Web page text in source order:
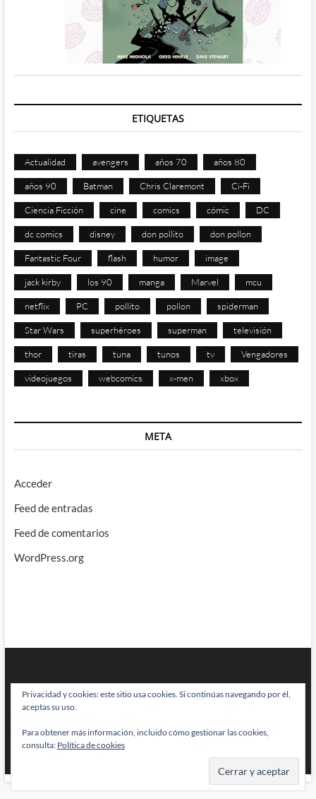
ETIQUETAS
Actualidad avengers años 70 años 80
años 90 Batman Chris Claremont Ci-Fi
Ciencia Ficción cine comics cómic DC
dc comics disney don pollito don pollon
Fantastic Four flash humor image
jack kirby los 90 manga Marvel mcu
netflix PC pollito pollon spiderman
Star Wars superhéroes superman televisión
thor tiras tuna tunos tv Vengadores
videojuegos webcomics x-men xbox
META
Acceder
Feed de entradas
Feed de comentarios
WordPress.org
BRAINSTOMPING| Diseñado por:Theme Freesia|WordPress| © Todos
los derechos reservados
Privacidad y cookies: este sitio usa cookies. Si continúas navegando por él,
aceptas su uso.
Para obtener más información, incluido cómo gestionar las cookies,
consulta: Política de cookies